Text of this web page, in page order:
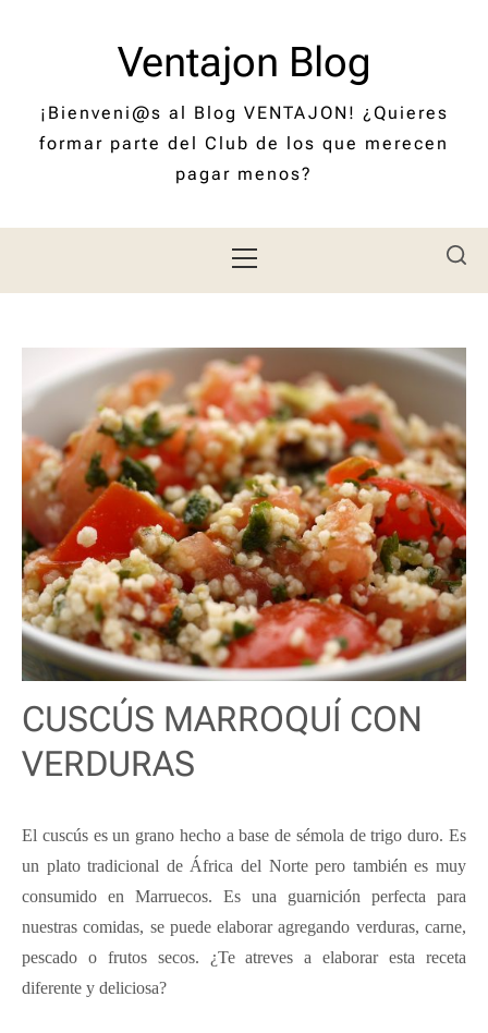
Ventajon Blog
¡Bienveni@s al Blog VENTAJON! ¿Quieres
formar parte del Club de los que merecen
pagar menos?
principal
CUSCÚS MARROQUÍ CON
VERDURAS
El cuscús es un grano hecho a base de sémola de trigo duro. Es
un plato tradicional de África del Norte pero también es muy
consumido en Marruecos. Es una guarnición perfecta para
nuestras comidas, se puede elaborar agregando verduras, carne,
pescado o frutos secos. ¿Te atreves a elaborar esta receta
diferente y deliciosa?